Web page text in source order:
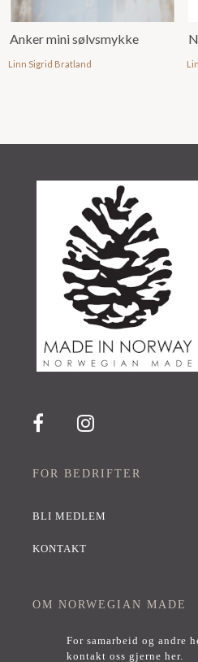
Anker mini sølvsmykke
Linn Sigrid Bratland
FOR BEDRIFTER
BLI MEDLEM
KONTAKT
OM NORWEGIAN MADE
For samarbeid og andre
kontakt oss gjerne her.